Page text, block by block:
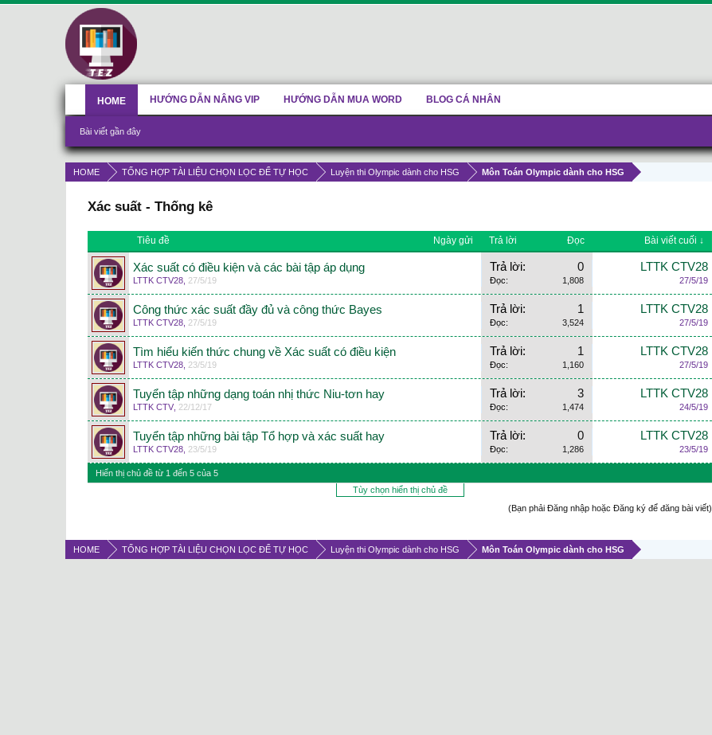
HOME TỔNG HỢP TÀI LIỆU CHỌN LỌC ĐỂ TỰ HỌC Luyện thi Olympic dành cho HSG Môn Toán Olympic dành cho HSG
Xác suất - Thống kê
Tiêu đề Ngày gửi Trả lời Đọc Bài viết cuối ↓
Xác suất có điều kiện và các bài tập áp dụng
LTTK CTV28 27/5/19
Trả lời: 0
Đọc: 1,808
LTTK CTV28
27/5/19
Công thức xác suất đầy đủ và công thức Bayes
LTTK CTV28 27/5/19
Trả lời: 1
Đọc: 3,524
LTTK CTV28
27/5/19
Tìm hiểu kiến thức chung về Xác suất có điều kiện
LTTK CTV28 23/5/19
Trả lời: 1
Đọc: 1,160
LTTK CTV28
27/5/19
Tuyển tập những dạng toán nhị thức Niu-tơn hay
LTTK CTV 22/12/17
Trả lời: 3
Đọc: 1,474
LTTK CTV28
24/5/19
Tuyển tập những bài tập Tổ hợp và xác suất hay
LTTK CTV28 23/5/19
Trả lời: 0
Đọc: 1,286
LTTK CTV28
23/5/19
Hiển thị chủ đề từ 1 đến 5 của 5
Tùy chọn hiển thị chủ đề
(Bạn phải Đăng nhập hoặc Đăng ký để đăng bài viết)
HOME TỔNG HỢP TÀI LIỆU CHỌN LỌC ĐỂ TỰ HỌC Luyện thi Olympic dành cho HSG Môn Toán Olympic dành cho HSG
HOME
Bài viết gần đây
HƯỚNG DẪN NÂNG VIP HƯỚNG DẪN MUA WORD BLOG CÁ NHÂN